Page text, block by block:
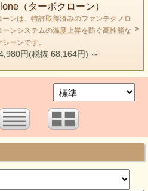
（ターボクローン）
ーンは、特許取得済みのファンテクノロ
ーンシステムの温度上昇を防ぐ高性能な
ーンです。
円(税抜 68,164円) ～